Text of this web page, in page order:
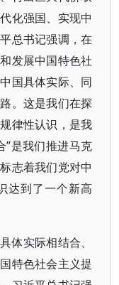
化强国、实现中
总书记强调，在
发展中国特色社
国具体实际、同
。这是我们在探
律性认识，是我
”是我们推进马克
志着我们党对中
达到了一个新高
体实际相结合、
特色社会主义提